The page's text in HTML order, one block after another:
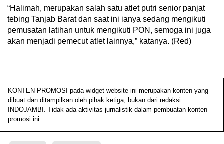
“Halimah, merupakan salah satu atlet putri senior panjat
tebing Tanjab Barat dan saat ini ianya sedang mengikuti
pemusatan latihan untuk mengikuti PON, semoga ini juga
akan menjadi pemecut atlet lainnya,” katanya. (Red)
KONTEN PROMOSI pada widget website ini merupakan konten yang
dibuat dan ditampilkan oleh pihak ketiga, bukan dari redaksi
INDOJAMBI. Tidak ada aktivitas jurnalistik dalam pembuatan konten
promosi ini.